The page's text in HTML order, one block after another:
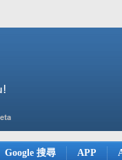
Google 搜尋 APP